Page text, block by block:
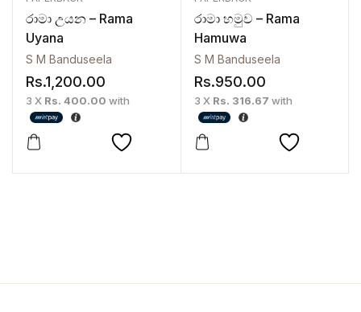
රාමා උයන – Rama
Uyana
S M Banduseela
Rs.1,200.00
3 X Rs. 400.00 with
රාමා හමුව – Rama
Hamuwa
S M Banduseela
Rs.950.00
3 X Rs. 316.67 with